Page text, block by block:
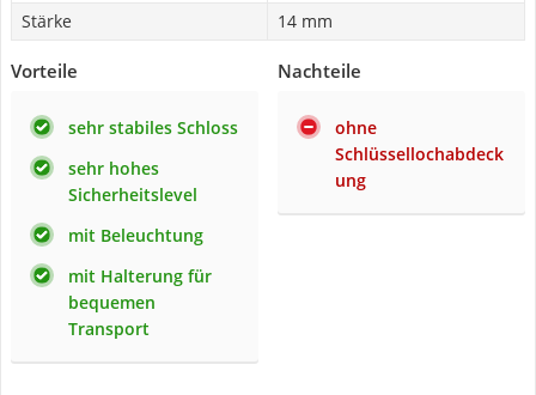
Stärke
14 mm
Vorteile
sehr stabiles Schloss
sehr hohes
Sicherheitslevel
mit Beleuchtung
mit Halterung für
bequemen
Transport
Nachteile
ohne
Schlüssellochabdeck
ung